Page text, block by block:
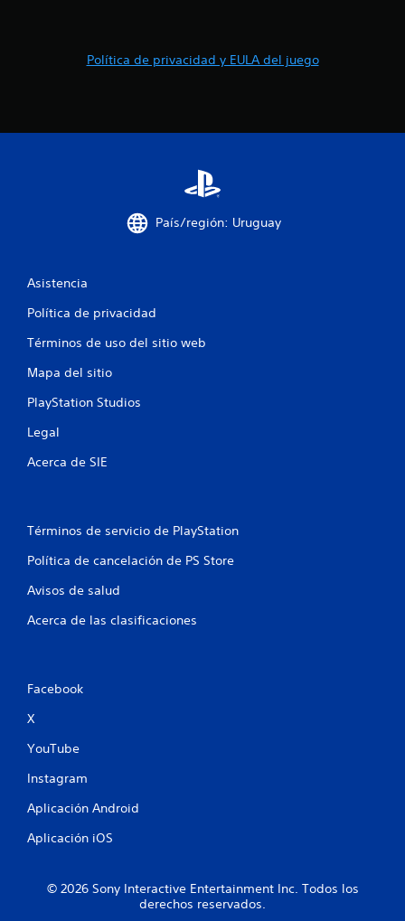
Política de privacidad y EULA del juego
País/región: Uruguay
Asistencia
Política de privacidad
Términos de uso del sitio web
Mapa del sitio
PlayStation Studios
Legal
Acerca de SIE
Términos de servicio de PlayStation
Política de cancelación de PS Store
Avisos de salud
Acerca de las clasificaciones
Facebook
X
YouTube
Instagram
Aplicación Android
Aplicación iOS
© 2026 Sony Interactive Entertainment Inc. Todos los
derechos reservados.